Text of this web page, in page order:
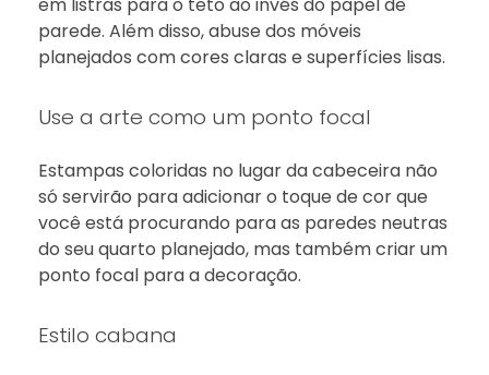
em listras para o teto ao invés do papel de
parede. Além disso, abuse dos móveis
planejados com cores claras e superfícies lisas.
Use a arte como um ponto focal
Estampas coloridas no lugar da cabeceira não
só servirão para adicionar o toque de cor que
você está procurando para as paredes neutras
do seu quarto planejado, mas também criar um
ponto focal para a decoração.
Estilo cabana